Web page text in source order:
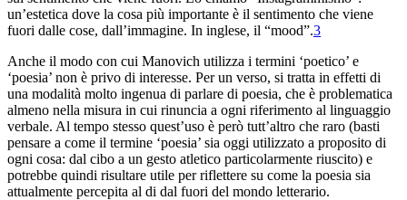
un’estetica dove la cosa più importante è il sentimento che viene
fuori dalle cose, dall’immagine. In inglese, il “mood”.3
Anche il modo con cui Manovich utilizza i termini ‘poetico’ e
‘poesia’ non è privo di interesse. Per un verso, si tratta in effetti di
una modalità molto ingenua di parlare di poesia, che è problematica
almeno nella misura in cui rinuncia a ogni riferimento al linguaggio
verbale. Al tempo stesso quest’uso è però tutt’altro che raro (basti
pensare a come il termine ‘poesia’ sia oggi utilizzato a proposito di
ogni cosa: dal cibo a un gesto atletico particolarmente riuscito) e
potrebbe quindi risultare utile per riflettere su come la poesia sia
attualmente percepita al di dal fuori del mondo letterario.